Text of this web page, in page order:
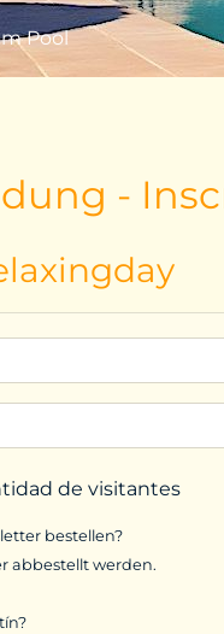
Pool
-
de visitantes
bestellen?
abbestellt werden.